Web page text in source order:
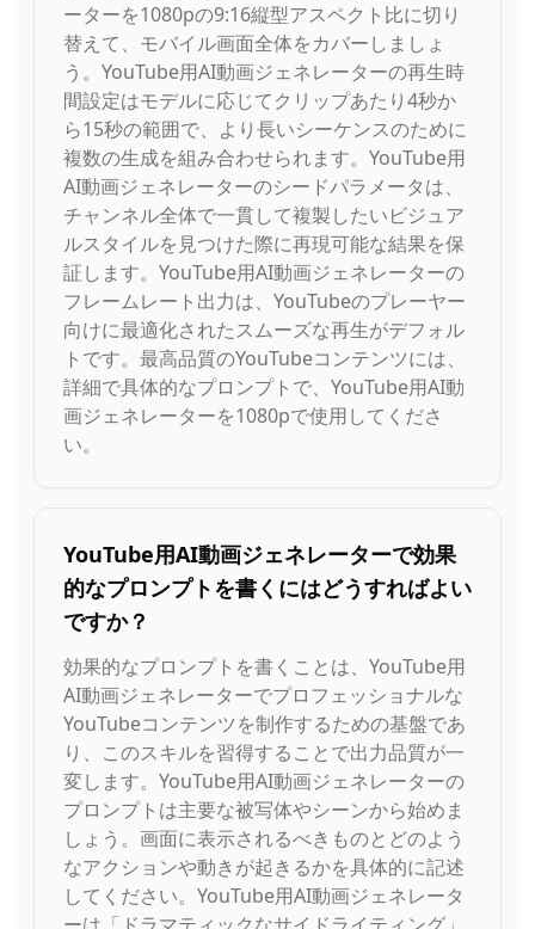
ーターを1080pの9:16縦型アスペクト比に切り
替えて、モバイル画面全体をカバーしましょ
う。YouTube用AI動画ジェネレーターの再生時
間設定はモデルに応じてクリップあたり4秒か
ら15秒の範囲で、より長いシーケンスのために
複数の生成を組み合わせられます。YouTube用
AI動画ジェネレーターのシードパラメータは、
チャンネル全体で一貫して複製したいビジュア
ルスタイルを見つけた際に再現可能な結果を保
証します。YouTube用AI動画ジェネレーターの
フレームレート出力は、YouTubeのプレーヤー
向けに最適化されたスムーズな再生がデフォル
トです。最高品質のYouTubeコンテンツには、
詳細で具体的なプロンプトで、YouTube用AI動
画ジェネレーターを1080pで使用してくださ
い。
YouTube用AI動画ジェネレーターで効果
的なプロンプトを書くにはどうすればよい
ですか？
効果的なプロンプトを書くことは、YouTube用
AI動画ジェネレーターでプロフェッショナルな
YouTubeコンテンツを制作するための基盤であ
り、このスキルを習得することで出力品質が一
変します。YouTube用AI動画ジェネレーターの
プロンプトは主要な被写体やシーンから始めま
しょう。画面に表示されるべきものとどのよう
なアクションや動きが起きるかを具体的に記述
してください。YouTube用AI動画ジェネレータ